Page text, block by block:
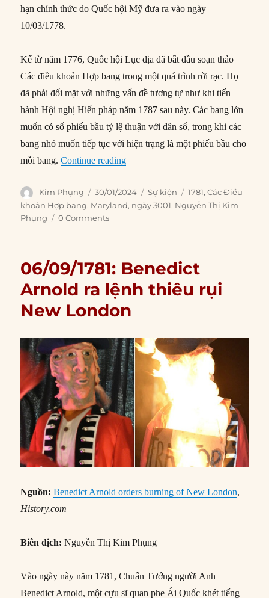
hạn chính thức do Quốc hội Mỹ đưa ra vào ngày
10/03/1778.
Kể từ năm 1776, Quốc hội Lục địa đã bắt đầu soạn thảo
Các điều khoản Hợp bang trong một quá trình rời rạc. Họ
đã phải đối mặt với những vấn đề tương tự như khi tiến
hành Hội nghị Hiến pháp năm 1787 sau này. Các bang lớn
muốn có số phiếu bầu tỷ lệ thuận với dân số, trong khi các
bang nhỏ muốn tiếp tục với hiện trạng là một phiếu bầu cho
mỗi bang.Continue reading“30/01/1781: Maryland phê chuẩn
Author
Kim Phụng
Posted
on
30/01/2024 Categories
Sự kiện Tags
1781,Các Điều
khoản Hợp bang, Maryland, ngày 3001, Nguyễn Thị Kim
Phụng
0 Comments
06/09/1781: Benedict
Arnold ra lệnh thiêu rụi
New London
Nguồn:Benedict Arnold orders burning of New London,
History.com
Biên dịch: Nguyễn Thị Kim Phụng
Vào ngày này năm 1781, Chuẩn Tướng người Anh
Benedict Arnold, một cựu sĩ quan phe Ái Quốc khét tiếng